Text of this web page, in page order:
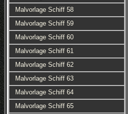
Malvorlage Schiff 58
Malvorlage Schiff 59
Malvorlage Schiff 60
Malvorlage Schiff 61
Malvorlage Schiff 62
Malvorlage Schiff 63
Malvorlage Schiff 64
Malvorlage Schiff 65